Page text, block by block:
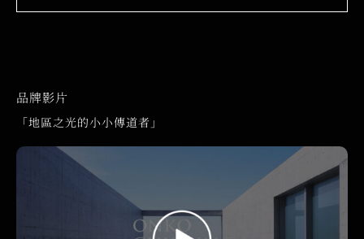
品牌影片
「地區之光的小小傳道者」